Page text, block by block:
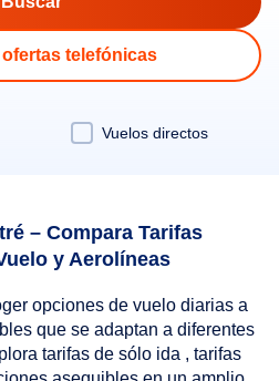
ofertas telefónicas
Vuelos directos
– Compara Tarifas
y Aerolíneas
opciones de vuelo diarias a
que se adaptan a diferentes
tarifas de sólo ida , tarifas